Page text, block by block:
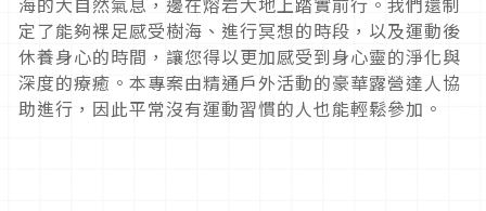
定了能夠裸足感受樹海、進行冥想的時段，以及運動後
休養身心的時間，讓您得以更加感受到身心靈的淨化與
深度的療癒。本專案由精通戶外活動的豪華露營達人協
助進行，因此平常沒有運動習慣的人也能輕鬆參加。